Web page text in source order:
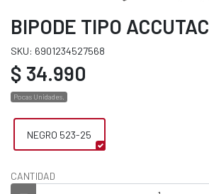
BIPODE TIPO ACCUTAC
SKU: 6901234527568
$ 34.990
Pocas Unidades.
NEGRO 523-25
CANTIDAD